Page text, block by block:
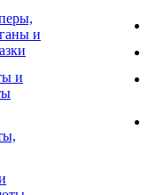
и
и